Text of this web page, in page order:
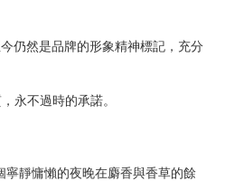
仍然是品牌的形象精神標記，充分
永不過時的承諾。
靜慵懶的夜晚在麝香與香草的餘